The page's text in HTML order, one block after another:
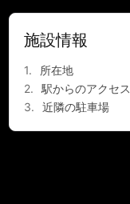
施設情報
所在地
駅からのアクセス
近隣の駐車場